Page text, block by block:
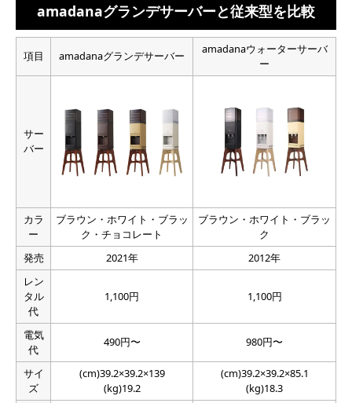
amadanaグランデサーバーと従来型を比較
項目 amadanaグランデサーバー
amadanaウォーターサーバ
ー
サー
バー
カラ
ー
ブラウン・ホワイト・ブラッ
ク・チョコレート
ブラウン・ホワイト・ブラッ
ク
発売
2021年
2012年
レン
タル
代
1,100円 1,100円
電気
代
490円〜 980円〜
サイ
ズ
(cm)39.2×39.2×139
(kg)19.2
(cm)39.2×39.2×85.1
(kg)18.3